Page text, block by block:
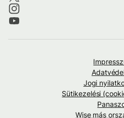
Jogi
Sütikezelési
Wise más